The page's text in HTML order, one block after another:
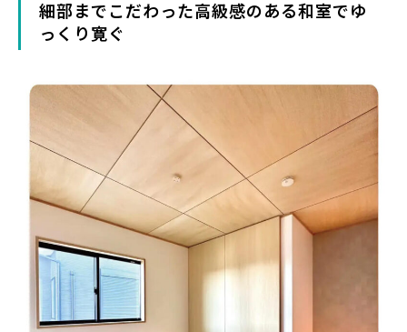
細部までこだわった高級感のある和室でゆ
っくり寛ぐ